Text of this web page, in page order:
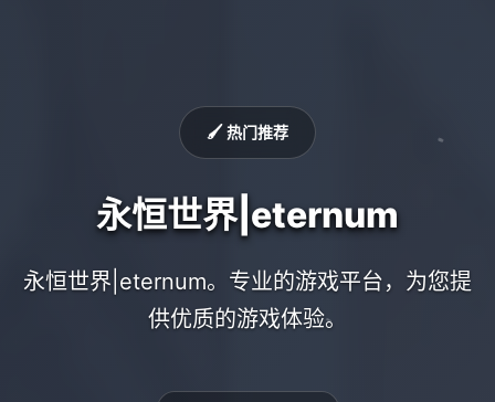
🖌️ 热门推荐
永恒世界|eternum
永恒世界|eternum。专业的游戏平台，为您提
供优质的游戏体验。